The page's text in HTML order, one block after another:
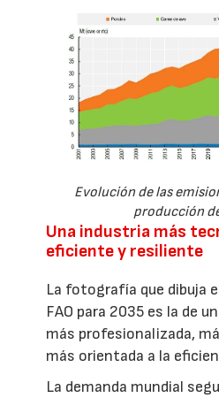
Evolución de las
producción
Una industria más
eficiente y resiliente
La fotografía que dibuja
FAO para 2035 es la de
más profesionalizada,
más orientada a la
La demanda mundial